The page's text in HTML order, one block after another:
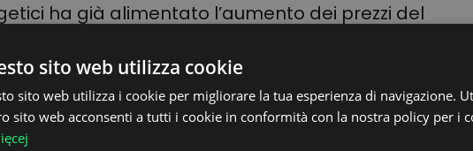
ha già alimentato l’aumento dei prezzi del
prima che si verifichino reali carenze nelle
inizialmente le scorte attuali). In genere,
l’effetto della scarsità di offerta si rifletta
benzina.
sito web utilizza cookie
sito web utilizza i cookie per migliorare la tua esperienza di navigazione.
sito web acconsenti a tutti i cookie in conformità con la nostra policy per i